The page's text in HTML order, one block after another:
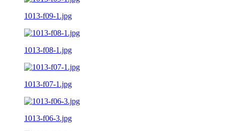
1013-f09-1.jpg
1013-f08-1.jpg
1013-f07-1.jpg
1013-f06-3.jpg